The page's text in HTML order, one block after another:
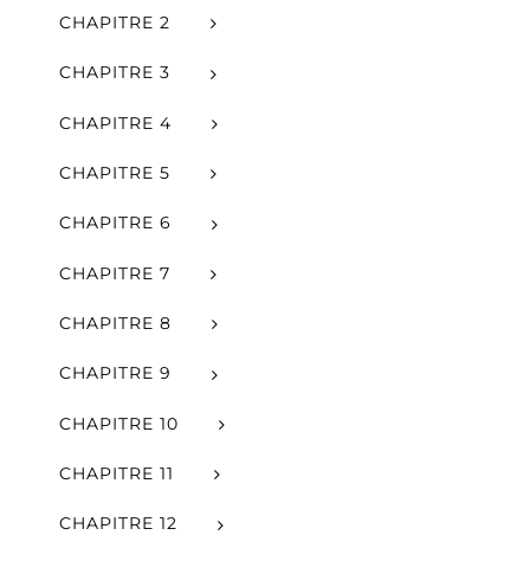
CHAPITRE 2
CHAPITRE 3
CHAPITRE 4
CHAPITRE 5
CHAPITRE 6
CHAPITRE 7
CHAPITRE 8
CHAPITRE 9
CHAPITRE 10
CHAPITRE 11
CHAPITRE 12